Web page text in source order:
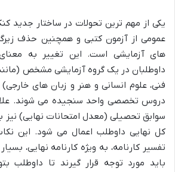
یکی از مهم ترین تحولات در ساختار جدید
عمومی از آزمون کتبی و همچنین حذف
های آزمایشی است. این تغییر به
داوطلبان در یک گروه آزمایشی مشخص
فنی، علوم انسانی و هنر و زبان های
دروس تخصصی واحد سنجیده می شوند.
سوابق تحصیلی (معدل امتحانات نهایی) نیز
کل نهایی داوطلب اعمال می شود. این
تفسیر کارنامه، به ویژه کارنامه نهایی،
باید مورد توجه قرار گیرند تا داوطلب